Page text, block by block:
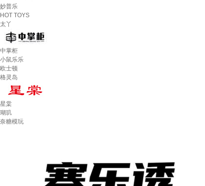
妙普乐
HOT TOYS
太丫
中掌柜
小鼠乐乐
欧士顿
格灵岛
星棠
瑚玑
奈糖模玩